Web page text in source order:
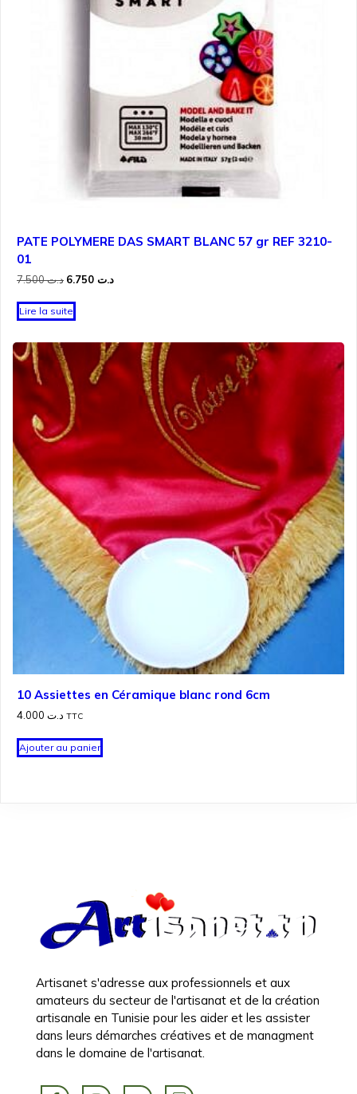
PATE POLYMERE DAS SMART BLANC 57 gr REF 3210-
01
د.ت7.500
Le
initial
était :
د.تLe
Lire la suite
10 Assiettes en Céramique blanc rond 6cm
د.ت TTC
Ajouter au panier
Artisanet s'adresse aux professionnels et aux
amateurs du secteur de l'artisanat et de la création
artisanale en Tunisie pour les aider et les assister
dans leurs démarches créatives et de managment
dans le domaine de l'artisanat.